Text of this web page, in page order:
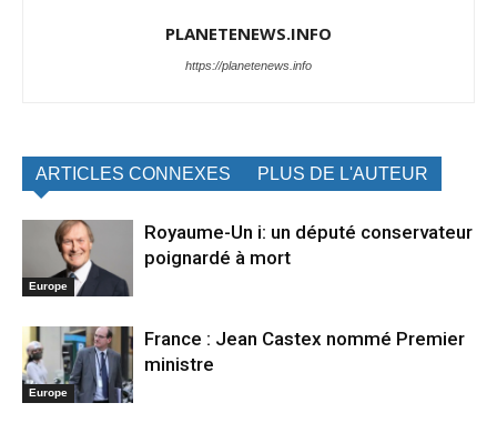
PLANETENEWS.INFO
https://planetenews.info
ARTICLES CONNEXES PLUS DE L'AUTEUR
Europe
Royaume-Un i: un député conservateur
poignardé à mort
Europe
France : Jean Castex nommé Premier
ministre